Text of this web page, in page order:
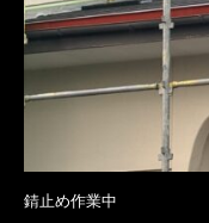
錆止め作業中